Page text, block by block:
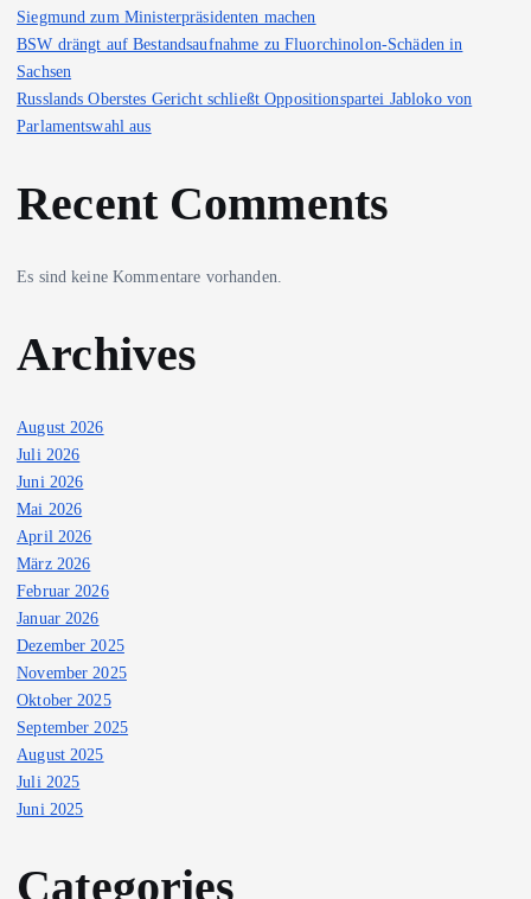
Siegmund zum Ministerpräsidenten machen
BSW drängt auf Bestandsaufnahme zu Fluorchinolon-Schäden in
Sachsen
Russlands Oberstes Gericht schließt Oppositionspartei Jabloko von
Parlamentswahl aus
Recent Comments
Es sind keine Kommentare vorhanden.
Archives
August 2026
Juli 2026
Juni 2026
Mai 2026
April 2026
März 2026
Februar 2026
Januar 2026
Dezember 2025
November 2025
Oktober 2025
September 2025
August 2025
Juli 2025
Juni 2025
Categories